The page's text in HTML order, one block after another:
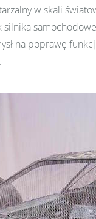
w skali
na poprawę